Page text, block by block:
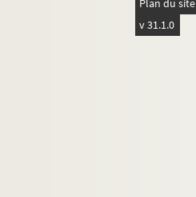
Plan du site
v 31.1.0